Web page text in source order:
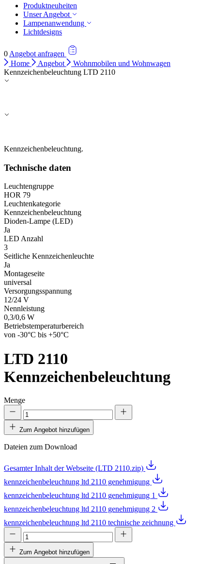
Produktneuheiten
Unser Angebot
Lampenanwendung
Lichtdesigns
0 Angebot anfragen
Home
Angebot
Wohnmobilen und Wohnwagen
Kennzeichenbeleuchtung LTD 2110
Kennzeichenbeleuchtung.
Technische daten
Leuchtengruppe
HOR 79
Leuchtenkategorie
Kennzeichenbeleuchtung
Dioden-Lampe (LED)
Ja
LED Anzahl
3
Seitliche Kennzeichenleuchte
Ja
Montageseite
universal
Versorgungsspannung
12/24 V
Nennleistung
0,3/0,6 W
Betriebstemperaturbereich
von -30°C bis +50°C
LTD 2110
Kennzeichenbeleuchtung
Menge
Zum Angebot hinzufügen
Dateien zum Download
Gesamter Inhalt der Webseite (LTD 2110.zip)
kennzeichenbeleuchtung ltd 2110 genehmigung
kennzeichenbeleuchtung ltd 2110 genehmigung 1
kennzeichenbeleuchtung ltd 2110 genehmigung 2
kennzeichenbeleuchtung ltd 2110 technische zeichnung
Zum Angebot hinzufügen